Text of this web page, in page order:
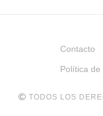
Contacto
Política de
TODOS LOS